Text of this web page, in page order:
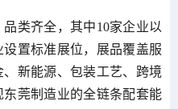
类齐全，其中10家企业以
置标准展位，展品覆盖服
新能源、包装工艺、跨境
莞制造业的全链条配套能